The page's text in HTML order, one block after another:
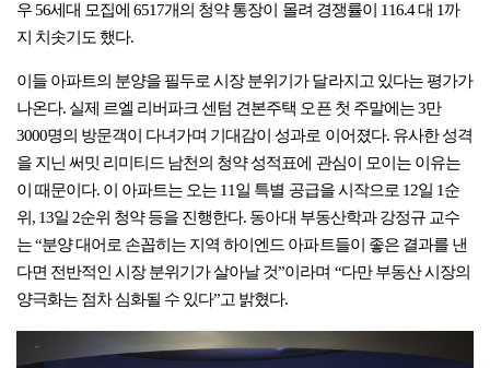
우 56세대 모집에 6517개의 청약 통장이 몰려 경쟁률이 116.4 대 1까
지 치솟기도 했다.
이들 아파트의 분양을 필두로 시장 분위기가 달라지고 있다는 평가가
나온다. 실제 르엘 리버파크 센텀 견본주택 오픈 첫 주말에는 3만
3000명의 방문객이 다녀가며 기대감이 성과로 이어졌다. 유사한 성격
을 지닌 써밋 리미티드 남천의 청약 성적표에 관심이 모이는 이유는
이 때문이다. 이 아파트는 오는 11일 특별 공급을 시작으로 12일 1순
위, 13일 2순위 청약 등을 진행한다. 동아대 부동산학과 강정규 교수
는 “분양 대어로 손꼽히는 지역 하이엔드 아파트들이 좋은 결과를 낸
다면 전반적인 시장 분위기가 살아날 것”이라며 “다만 부동산 시장의
양극화는 점차 심화될 수 있다”고 밝혔다.